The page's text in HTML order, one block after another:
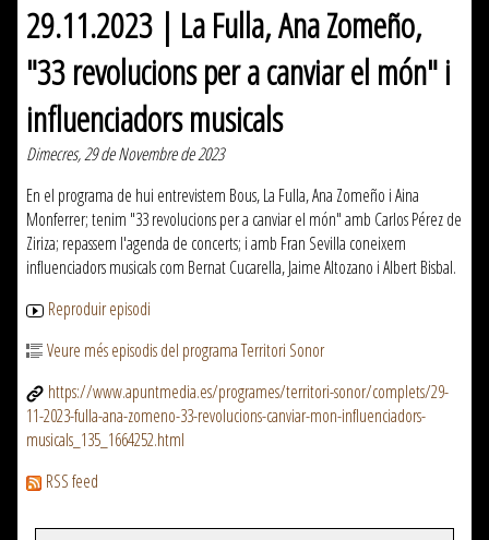
29.11.2023 | La Fulla, Ana Zomeño,
"33 revolucions per a canviar el món" i
influenciadors musicals
Dimecres, 29 de Novembre de 2023
En el programa de hui entrevistem Bous, La Fulla, Ana Zomeño i Aina
Monferrer; tenim "33 revolucions per a canviar el món" amb Carlos Pérez de
Ziriza; repassem l'agenda de concerts; i amb Fran Sevilla coneixem
influenciadors musicals com Bernat Cucarella, Jaime Altozano i Albert Bisbal.
Reproduir episodi
Veure més episodis del programa Territori Sonor
https://www.apuntmedia.es/programes/territori-sonor/complets/29-
11-2023-fulla-ana-zomeno-33-revolucions-canviar-mon-influenciadors-
musicals_135_1664252.html
RSS feed